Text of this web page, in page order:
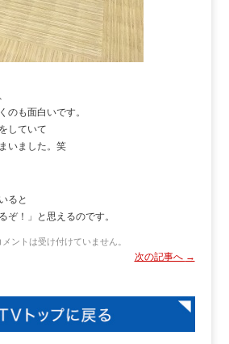
のも面白いです。
していて
いました。笑
ると
ぞ！」と思えるのです。
メントは受け付けていません。
次の記事へ →